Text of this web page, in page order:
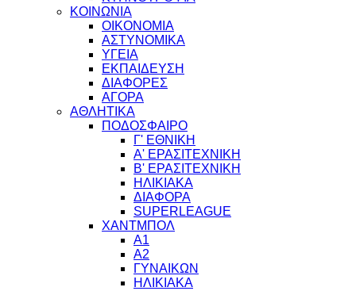
ΚΟΙΝΩΝΙΑ
ΟΙΚΟΝΟΜΙΑ
ΑΣΤΥΝΟΜΙΚΑ
ΥΓΕΙΑ
ΕΚΠΑΙΔΕΥΣΗ
ΔΙΑΦΟΡΕΣ
ΑΓΟΡΑ
ΑΘΛΗΤΙΚΑ
ΠΟΔΟΣΦΑΙΡΟ
Γ' ΕΘΝΙΚΗ
Α' ΕΡΑΣΙΤΕΧΝΙΚΗ
Β' ΕΡΑΣΙΤΕΧΝΙΚΗ
ΗΛΙΚΙΑΚΑ
ΔΙΑΦΟΡΑ
SUPERLEAGUE
ΧΑΝΤΜΠΟΛ
Α1
Α2
ΓΥΝΑΙΚΩΝ
ΗΛΙΚΙΑΚΑ